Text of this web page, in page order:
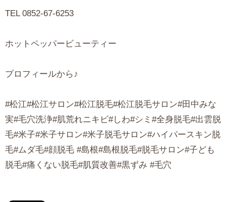
TEL 0852-67-6253
ホットペッパービューティー
プロフィールから♪
#松江#松江サロン#松江脱毛#松江脱毛サロン#田中みな
実#毛穴洗浄#肌荒れニキビ#しわ#シミ#全身脱毛#出雲脱
毛#米子#米子サロン#米子脱毛サロン#ハイパースキン脱
毛#ムダ毛#顔脱毛 #島根#島根脱毛#脱毛サロン#子ども
脱毛#痛くない脱毛#肌質改善#黒ずみ #毛穴